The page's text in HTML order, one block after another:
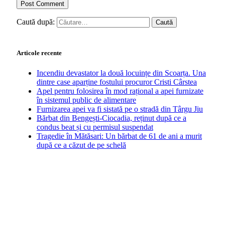
Caută după:
Articole recente
Incendiu devastator la două locuințe din Scoarța. Una
dintre case aparține fostului procuror Cristi Cârstea
Apel pentru folosirea în mod rațional a apei furnizate
în sistemul public de alimentare
Furnizarea apei va fi sistată pe o stradă din Târgu Jiu
Bărbat din Bengești-Ciocadia, reținut după ce a
condus beat și cu permisul suspendat
Tragedie în Mătăsari: Un bărbat de 61 de ani a murit
după ce a căzut de pe schelă